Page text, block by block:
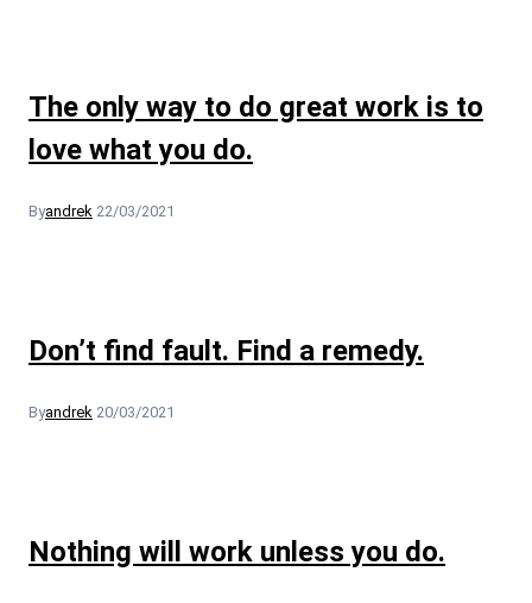
The only way to do great work is to
love what you do.
Byandrek 22/03/2021
Don’t find fault. Find a remedy.
Byandrek 20/03/2021
Nothing will work unless you do.